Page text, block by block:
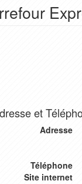
et
Adresse
Téléphone
Site internet